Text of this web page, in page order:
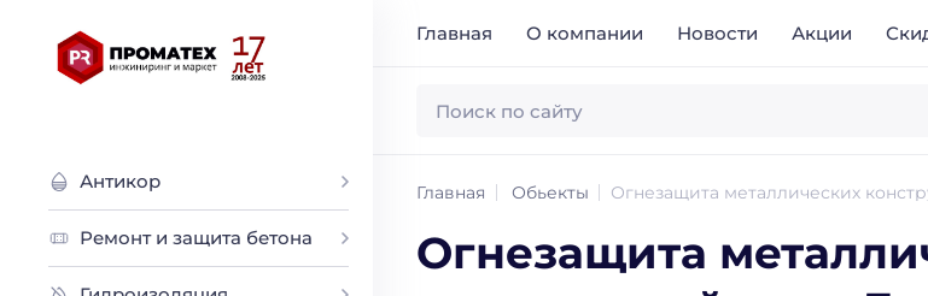
Главная О компании Новости Акции
Главная Обьекты Огнезащита металлических
Огнезащита
Антикор
Ремонт и защита бетона